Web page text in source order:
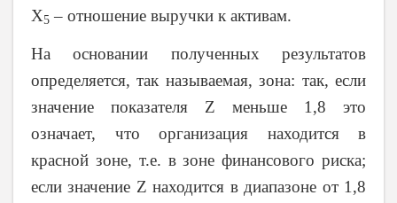
Х5 – отношение выручки к активам.
На основании полученных результатов
определяется, так называемая, зона: так, если
значение показателя Z меньше 1,8 это
означает, что организация находится в
красной зоне, т.е. в зоне финансового риска;
если значение Z находится в диапазоне от 1,8